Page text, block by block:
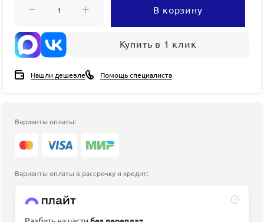
В корзину
Купить в 1 клик
Нашли дешевле Помощь специалиста
Варианты оплаты:
Варианты оплаты в рассрочку и кредит:
?